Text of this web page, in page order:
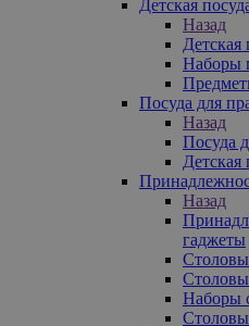
Детская
Назад
Детская
Наборы
Посуда для
Назад
Посуда
Детская
Назад
гаджеты
Наборы